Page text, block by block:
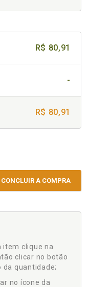
R$ 80,91
-
R$ 80,91
CONCLUIR A COMPRA
item clique na
clicar no botão
da quantidade;
no ícone da